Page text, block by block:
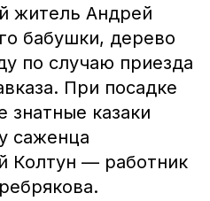
житель Андрей
бабушки, дерево
по случаю приезда
При посадке
знатные казаки
саженца
Колтун — работник